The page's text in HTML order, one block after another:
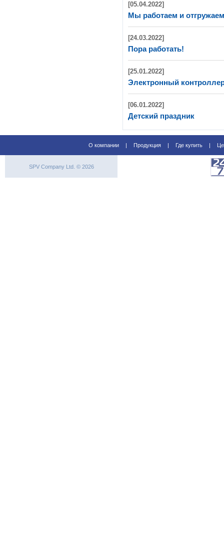
[05.04.2022]
Мы работаем и
[24.03.2022]
Пора работать!
[25.01.2022]
Электронный
[06.01.2022]
Детский праздник
О компании | Продукция | Где купить |
SPV Company Ltd. © 2026